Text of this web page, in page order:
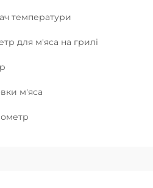
температури
для м'яса на грилі
м'яса